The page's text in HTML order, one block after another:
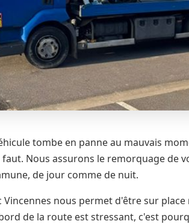
tombe en panne au mauvais
Nous assurons le remorquage de
de jour comme de nuit.
nous permet d'être sur
de la route est stressant, c'est